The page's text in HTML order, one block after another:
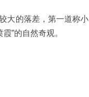
大的落差，第一道称小
”的自然奇观。